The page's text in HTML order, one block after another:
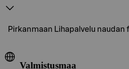
Pirkanmaan Lihapalvelu naudan
Valmistusmaa